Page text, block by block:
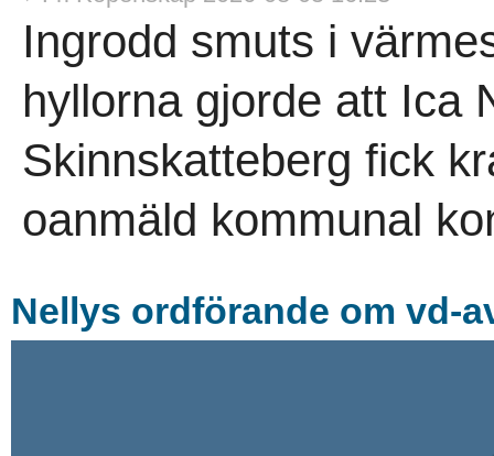
Ingrodd smuts i
hyllorna gjorde att Ica
Skinnskatteberg fick
oanmäld kommunal
Nellys ordförande om vd-